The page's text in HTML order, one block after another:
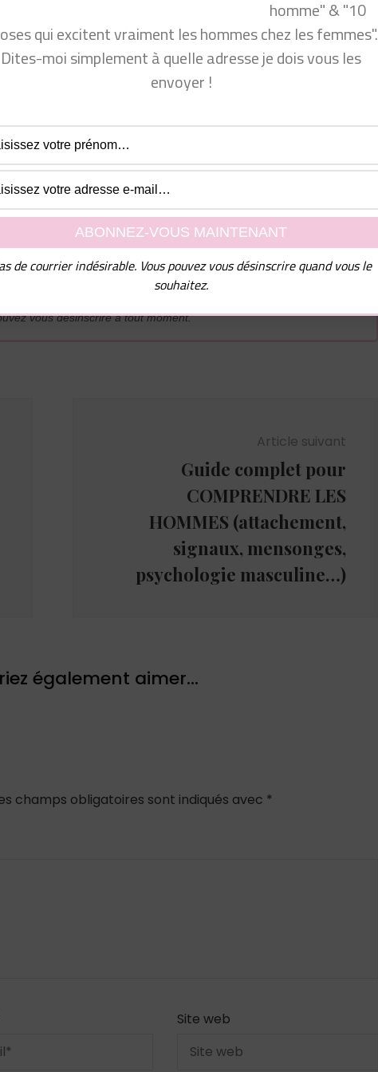
au lit ?
que cette technique fonctionne
?
plus de succès en amour
vie sexuelle ?
nombreux conseils ainsi que mon guide PDF "10
chez les femmes", dites-moi simplement à quelle
je dois vous les envoyer !
vous désinscrire à tout moment.
Article suivant
Guide complet pour
COMPRENDRE LES
HOMMES (attachement,
signaux, mensonges,
psychologie masculine…)
également aimer...
champs obligatoires sont indiqués avec *
Site web
homme" & "10
qui excitent vraiment les hommes chez les femmes".
Dites-moi simplement à quelle adresse je dois vous les
envoyer !
de courrier indésirable. Vous pouvez vous désinscrire quand vous le
souhaitez.